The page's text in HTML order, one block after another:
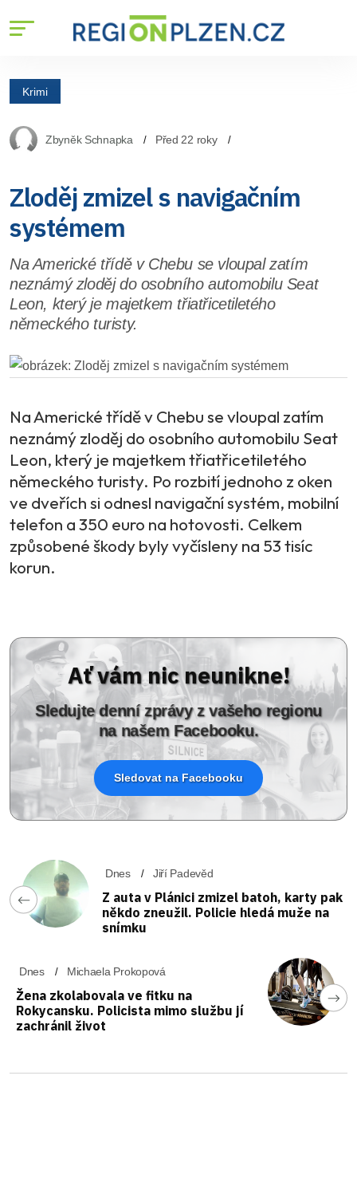
Krimi
Zbyněk Schnapka Před 22 roky
Zloděj zmizel s navigačním
systémem
Na Americké třídě v Chebu se vloupal zatím
neznámý zloděj do osobního automobilu Seat
Leon, který je majetkem třiatřicetiletého
německého turisty.
Na Americké třídě v Chebu se vloupal zatím
neznámý zloděj do osobního automobilu Seat
Leon, který je majetkem třiatřicetiletého
německého turisty. Po rozbití jednoho z oken
ve dveřích si odnesl navigační systém, mobilní
telefon a 350 euro na hotovosti. Celkem
způsobené škody byly vyčísleny na 53 tisíc
korun.
Ať vám nic neunikne!
Sledujte denní zprávy z vašeho regionu
na našem Facebooku.
Sledovat na Facebooku
Dnes Jiří Padevěd
Z auta v Plánici zmizel batoh, karty pak
někdo zneužil. Policie hledá muže na
snímku
Dnes Michaela Prokopová
Žena zkolabovala ve fitku na
Rokycansku. Policista mimo službu jí
zachránil život